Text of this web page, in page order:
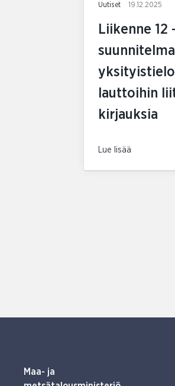
Uutiset 19.12.2025
Liikenne 12
lauttoihin
kirjauksia
Lue lisää
Maa- ja